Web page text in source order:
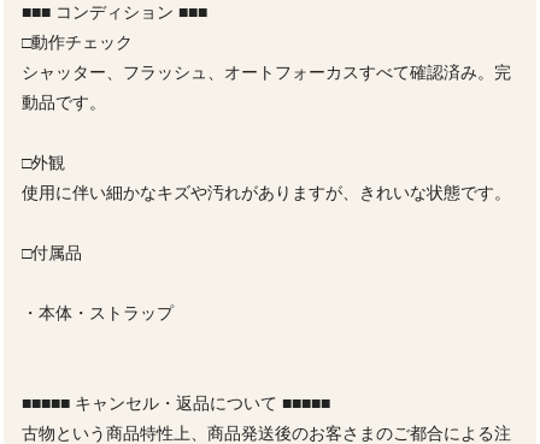
■■■ コンディション ■■■
□動作チェック
シャッター、フラッシュ、オートフォーカスすべて確認済み。完
動品です。
□外観
使用に伴い細かなキズや汚れがありますが、きれいな状態です。
□付属品
・本体・ストラップ
■■■■■ キャンセル・返品について ■■■■■
古物という商品特性上、商品発送後のお客さまのご都合による注